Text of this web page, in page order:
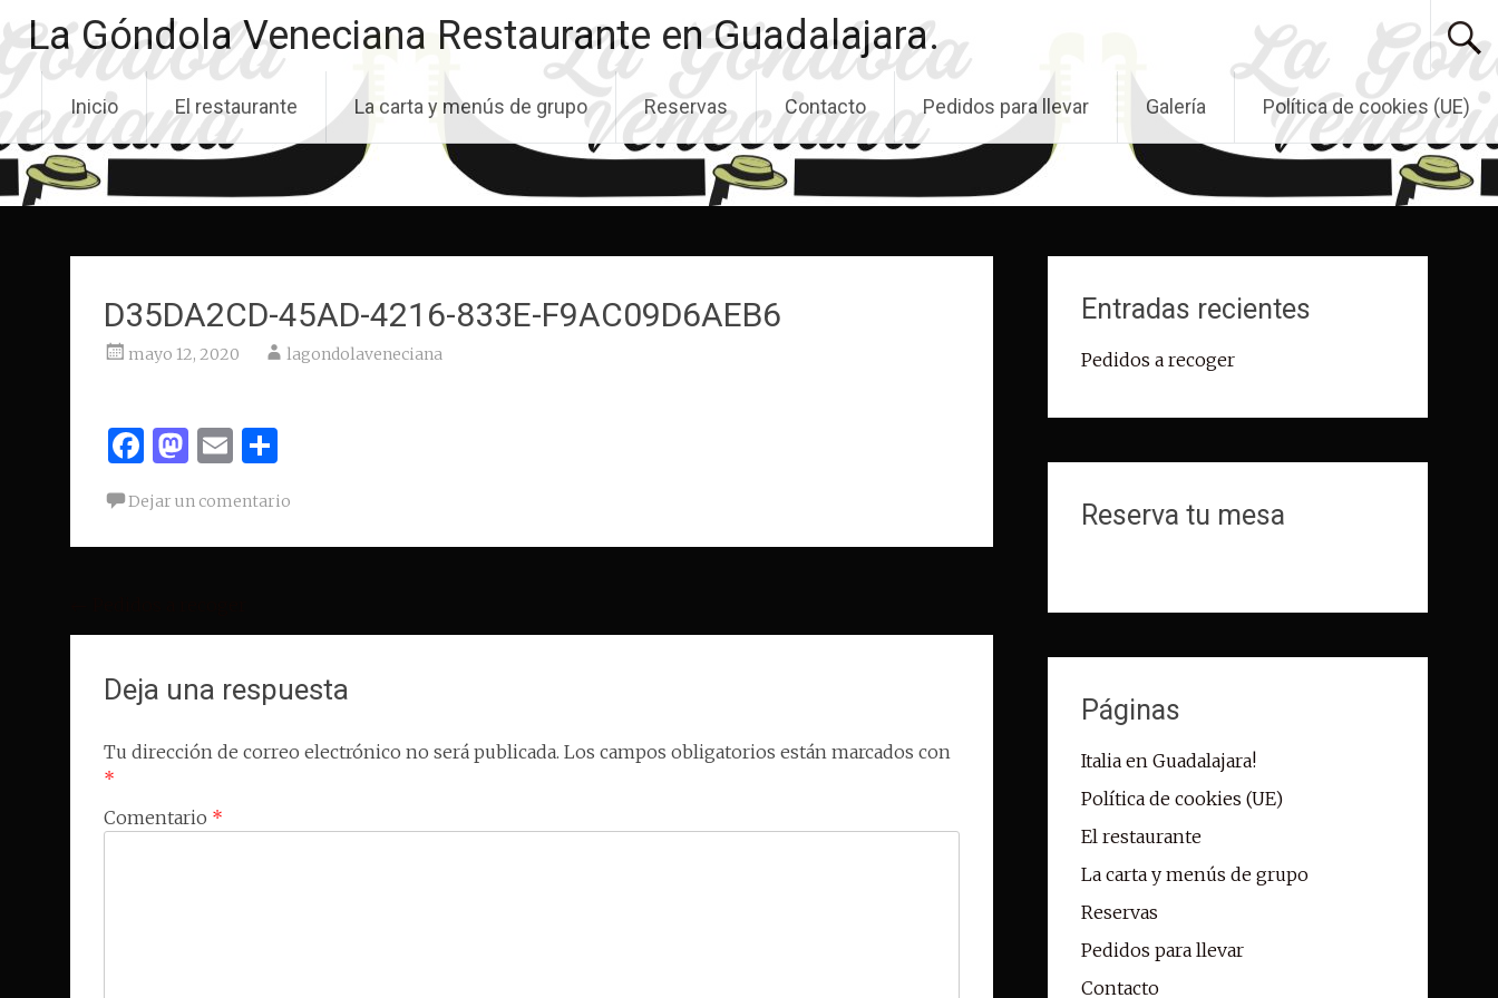
al
contenido
La Góndola Veneciana Restaurante en Guadalajara.
Inicio El restaurante La carta y menús de grupo Reservas Contacto Pedidos para llevar Galería Política de cookies (UE)
D35DA2CD-45AD-4216-833E-F9AC09D6AEB6
mayo 12, 2020 lagondolaveneciana
Facebook
Mastodon
Email
Dejar un comentario
de
entradas
Deja una respuesta
Tu dirección de correo electrónico no será publicada. Los campos obligatorios están marcados con
*
Comentario *
Entradas recientes
Pedidos a recoger
Reserva tu mesa
Páginas
Italia en Guadalajara!
Política de cookies (UE)
El restaurante
La carta y menús de grupo
Reservas
Pedidos para llevar
Contacto